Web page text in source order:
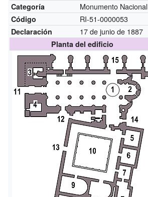
Categoría Monumento Nacional
Código RI-51-0000053
Declaración 17 de junio de 1887
Planta del edificio